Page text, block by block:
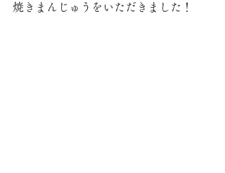
焼きまんじゅうをいただきました！